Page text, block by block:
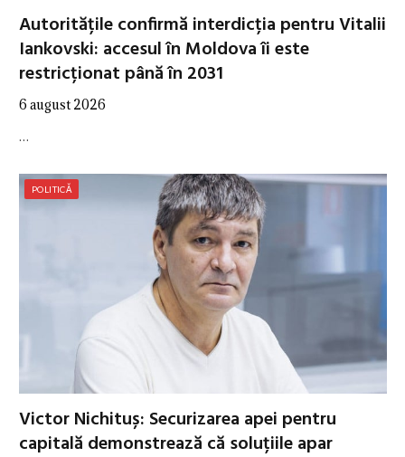
Autoritățile confirmă interdicția pentru Vitalii
Iankovski: accesul în Moldova îi este
restricționat până în 2031
6 august 2026
…
POLITICĂ
Victor Nichituș: Securizarea apei pentru
capitală demonstrează că soluțiile apar